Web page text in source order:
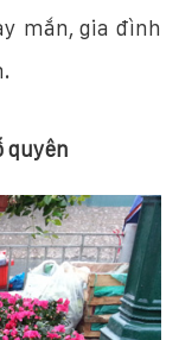
mắn, gia đình
quyên